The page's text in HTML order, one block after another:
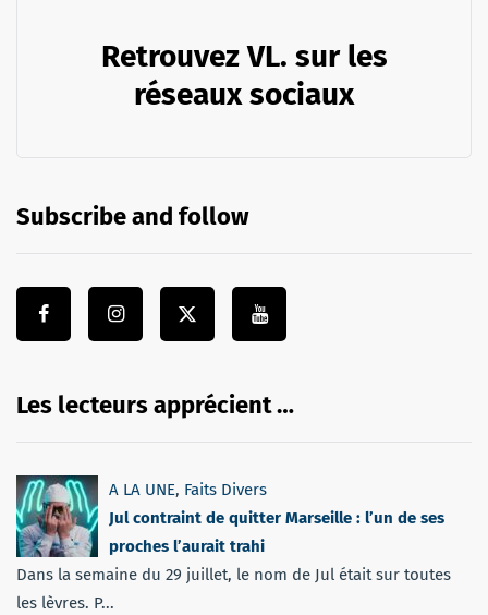
Retrouvez VL. sur les
réseaux sociaux
Subscribe and follow
Les lecteurs apprécient …
A LA UNE, Faits Divers
Jul contraint de quitter Marseille : l’un de ses
proches l’aurait trahi
Dans la semaine du 29 juillet, le nom de Jul était sur toutes
les lèvres. P...